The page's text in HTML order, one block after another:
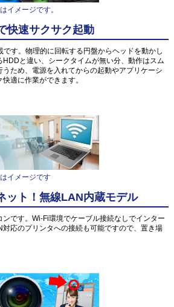
イメージです。
快速サクサク起動
です。物理的に回転する円盤からヘッドを動かし
と違い、シークタイムが無い分、動作はスム
ため、電源を入れてからの起動やアプリケーシ
適に作業ができます。
イメージです
ット！無線LAN内蔵モデル
です。Wi-Fi環境でケーブル接続なしでインター
応のプリンタへの接続も可能ですので、置き場